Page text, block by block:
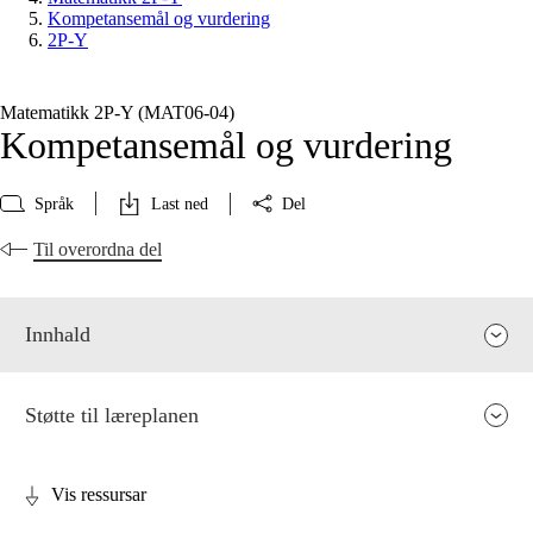
Kompetansemål og vurdering
2P-Y
Matematikk 2P-Y (MAT06‑04)
Kompetansemål og vurdering
Språk Last ned Del
Til overordna del
Innhald
Støtte til læreplanen
Vis ressursar